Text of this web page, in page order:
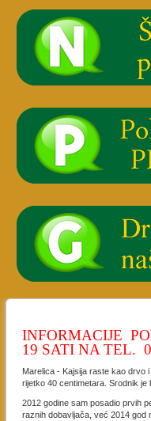
INFORMACIJE
19 SATI NA TEL.
Marelica - Kajsija raste kao drvo
rijetko 40 centimetara. Srodnik je
2012 godine sam posadio prvih
raznih dobavljača, već 2014 god